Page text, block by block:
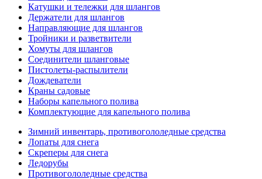
Катушки и тележки для шлангов
Держатели для шлангов
Направляющие для шлангов
Тройники и разветвители
Хомуты для шлангов
Соединители шланговые
Пистолеты-распылители
Дождеватели
Краны садовые
Наборы капельного полива
Комплектующие для капельного полива
Зимний инвентарь, противогололедные средства
Лопаты для снега
Скреперы для снега
Ледорубы
Противогололедные средства